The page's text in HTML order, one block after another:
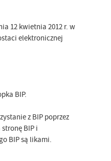
12 kwietnia 2012 r. w
elektronicznej
BIP.
z BIP poprzez
BIP i
BIP są likami.